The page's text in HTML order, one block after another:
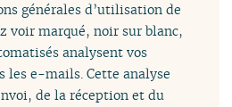
générales d’utilisation de
voir marqué, noir sur blanc,
analysent vos
les e-mails. Cette analyse
de la réception et du